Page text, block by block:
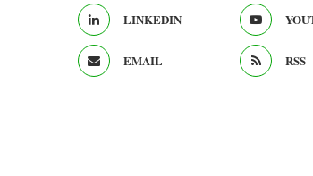
LINKEDIN
EMAIL RSS